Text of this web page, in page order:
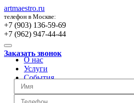
artmaestro.ru
телефон в Москве:
+7 (903) 136-59-69
+7 (962) 947-44-44
Заказать звонок
О нас
Услуги
События
Вопросы
Отзывы